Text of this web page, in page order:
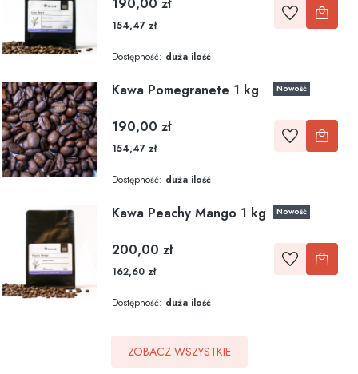
190,00 zł
154,47 zł
Dostępność: duża ilość
Nowość
Kawa Pomegranete 1 kg
Cena
190,00 zł
154,47 zł
Dostępność: duża ilość
Nowość
Kawa Peachy Mango 1 kg
Cena
200,00 zł
162,60 zł
Dostępność: duża ilość
ZOBACZ WSZYSTKIE